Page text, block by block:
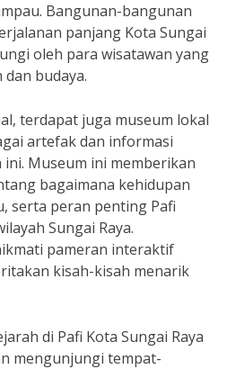
Bangunan-bangunan
panjang Kota Sungai
oleh para wisatawan yang
budaya.
terdapat juga museum lokal
artefak dan informasi
Museum ini memberikan
bagaimana kehidupan
serta peran penting Pafi
Sungai Raya.
pameran interaktif
kisah-kisah menarik
di Pafi Kota Sungai Raya
mengunjungi tempat-